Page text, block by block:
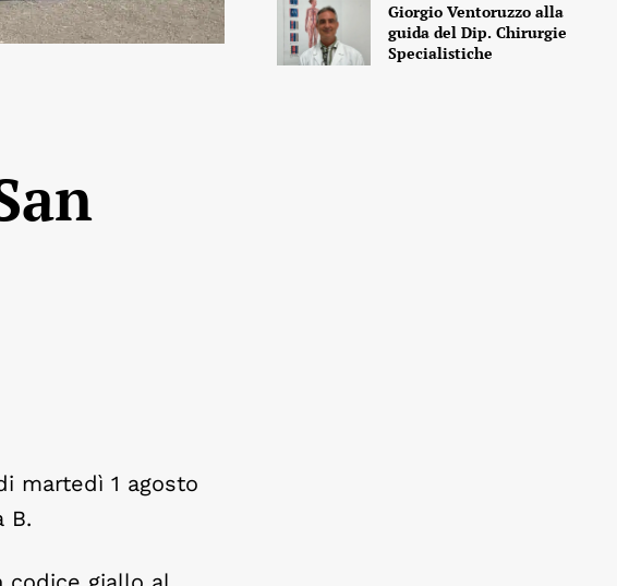
martedì 1 agosto
B.
Giorgio Ventoruzzo alla
guida del Dip. Chirurgie
Specialistiche